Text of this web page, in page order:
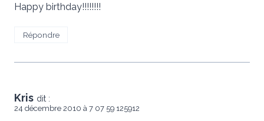
Happy birthday!!!!!!!!
Répondre
Kris dit :
24 décembre 2010 à 7 07 59 125912